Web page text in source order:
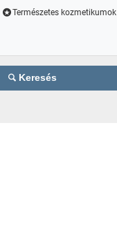
Természetes kozmetikumok
Keresés